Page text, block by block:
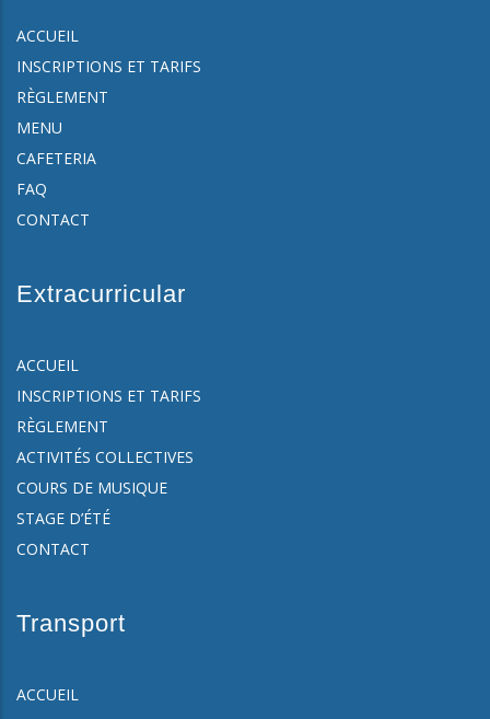
ACCUEIL
INSCRIPTIONS ET TARIFS
RÈGLEMENT
MENU
CAFETERIA
FAQ
CONTACT
Extracurricular
ACCUEIL
INSCRIPTIONS ET TARIFS
RÈGLEMENT
ACTIVITÉS COLLECTIVES
COURS DE MUSIQUE
STAGE D’ÉTÉ
CONTACT
Transport
ACCUEIL